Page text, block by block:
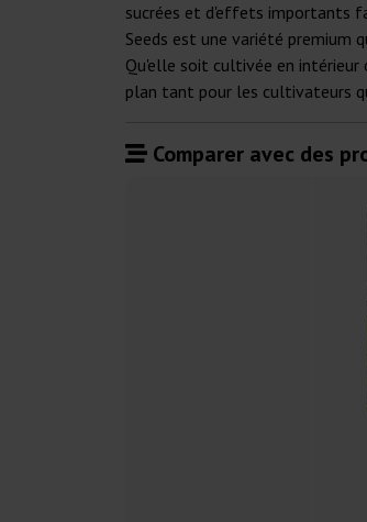
sucrées et d'effets importants
Seeds est une variété premium
Qu'elle soit cultivée en
plan tant pour les cultivateurs
Comparer avec des